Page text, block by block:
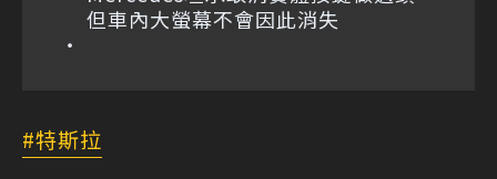
但車內大螢幕不會因此消失
特斯拉